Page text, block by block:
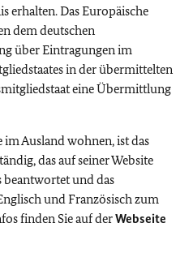
erhalten. Das Europäische
dem deutschen
über Eintragungen im
in der übermittelten
eine Übermittlung
Ausland wohnen, ist das
das auf seiner Website
beantwortet und das
und Französisch zum
finden Sie auf derWebseite